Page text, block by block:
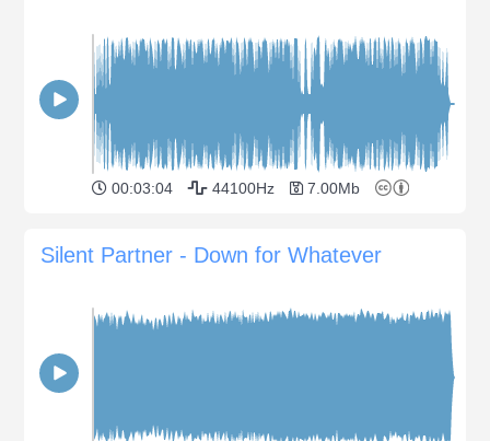
00:03:04 44100Hz 7.00Mb
Silent Partner - Down for Whatever